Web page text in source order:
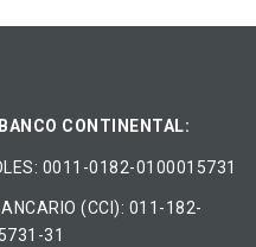
CONTINENTAL:
0011-0182-0100015731
(CCI): 011-182-
31